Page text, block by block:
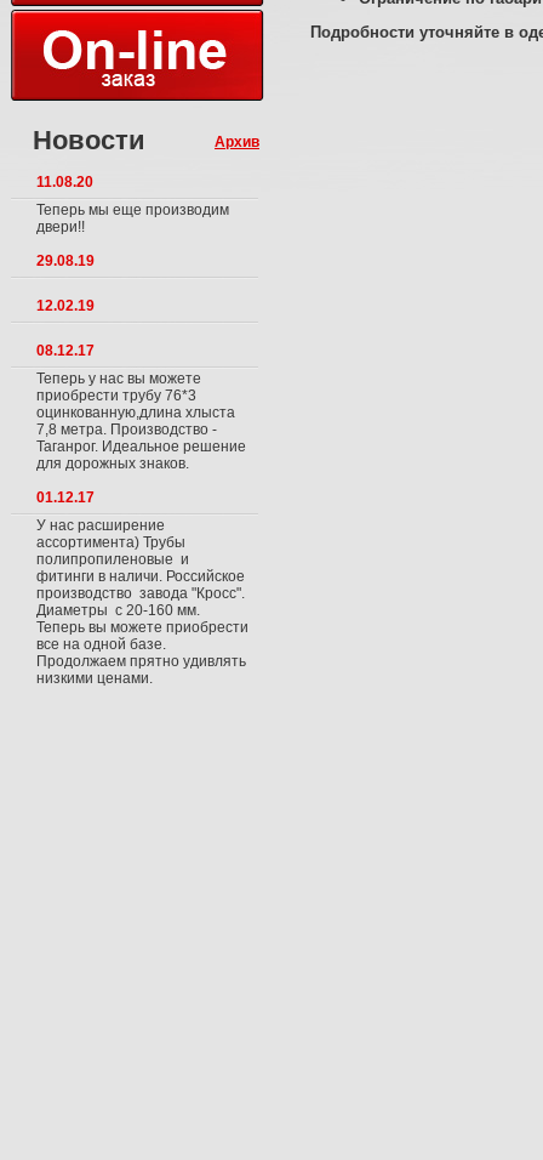
Новости Архив
11.08.20
Теперь мы еще производим
двери!!
29.08.19
12.02.19
08.12.17
Теперь у нас вы можете
приобрести трубу 76*3
оцинкованную,длина хлыста
7,8 метра. Производство -
Таганрог. Идеальное решение
для дорожных знаков.
01.12.17
У нас расширение
ассортимента) Трубы
полипропиленовые и
фитинги в наличи. Российское
производство завода "Кросс".
Диаметры с 20-160 мм.
Теперь вы можете приобрести
все на одной базе.
Продолжаем прятно удивлять
низкими ценами.
Подробности уточняйте в